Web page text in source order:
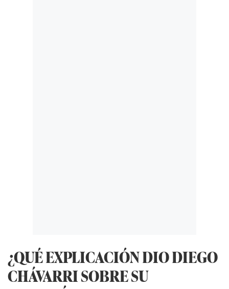
¿QUÉ EXPLICACIÓN DIO DIEGO
CHÁVARRI SOBRE SU